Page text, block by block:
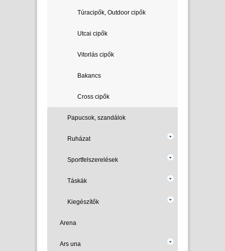
Túracipők, Outdoor cipők
Utcai cipők
Vitorlás cipők
Bakancs
Cross cipők
Papucsok, szandálok
Ruházat
Sportfelszerelések
Táskák
Kiegészítők
Arena
Ars una